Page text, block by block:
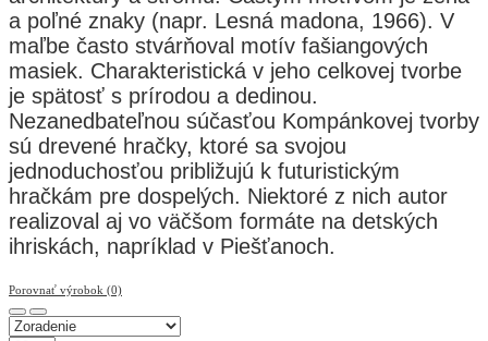
a poľné znaky (napr. Lesná madona, 1966). V
maľbe často stvárňoval motív fašiangových
masiek. Charakteristická v jeho celkovej tvorbe
je spätosť s prírodou a dedinou.
Nezanedbateľnou súčasťou Kompánkovej tvorby
sú drevené hračky, ktoré sa svojou
jednoduchosťou približujú k futuristickým
hračkám pre dospelých. Niektoré z nich autor
realizoval aj vo väčšom formáte na detských
ihriskách, napríklad v Piešťanoch.
Porovnať výrobok (0)